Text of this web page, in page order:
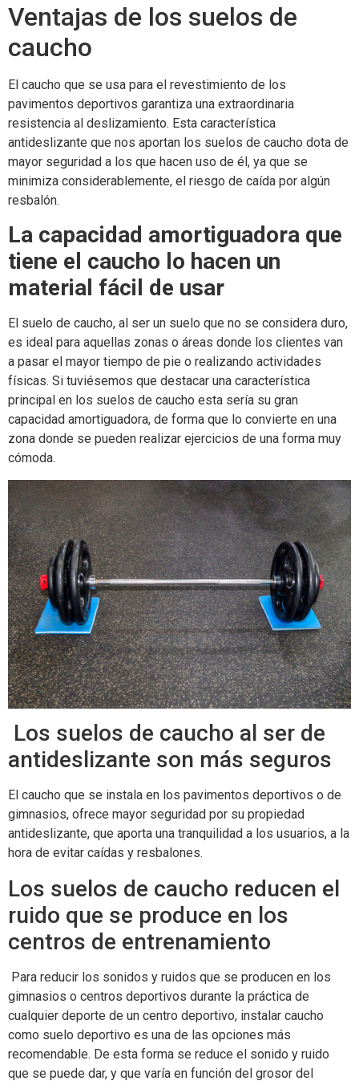
Ventajas de los suelos de
caucho
El caucho que se usa para el revestimiento de los
pavimentos deportivos garantiza una extraordinaria
resistencia al deslizamiento. Esta característica
antideslizante que nos aportan los suelos de caucho dota de
mayor seguridad a los que hacen uso de él, ya que se
minimiza considerablemente, el riesgo de caída por algún
resbalón.
La capacidad amortiguadora que
tiene el caucho lo hacen un
material fácil de usar
El suelo de caucho, al ser un suelo que no se considera duro,
es ideal para aquellas zonas o áreas donde los clientes van
a pasar el mayor tiempo de pie o realizando actividades
físicas. Si tuviésemos que destacar una característica
principal en los suelos de caucho esta sería su gran
capacidad amortiguadora, de forma que lo convierte en una
zona donde se pueden realizar ejercicios de una forma muy
cómoda.
Los suelos de caucho al ser de
antideslizante son más seguros
El caucho que se instala en los pavimentos deportivos o de
gimnasios, ofrece mayor seguridad por su propiedad
antideslizante, que aporta una tranquilidad a los usuarios, a la
hora de evitar caídas y resbalones.
Los suelos de caucho reducen el
ruido que se produce en los
centros de entrenamiento
Para reducir los sonidos y ruidos que se producen en los
gimnasios o centros deportivos durante la práctica de
cualquier deporte de un centro deportivo, instalar caucho
como suelo deportivo es una de las opciones más
recomendable. De esta forma se reduce el sonido y ruido
que se puede dar, y que varía en función del grosor del